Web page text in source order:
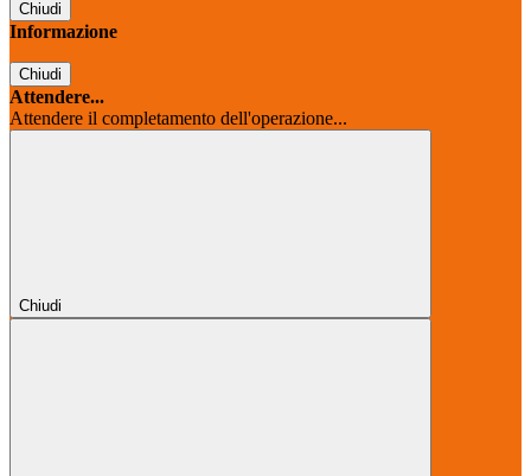
Chiudi
Informazione
Chiudi
Attendere...
Attendere il completamento dell'operazione...
Chiudi